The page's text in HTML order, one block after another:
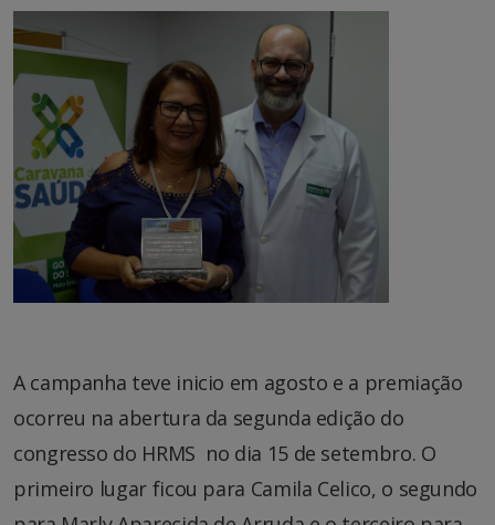
A campanha teve inicio em agosto e a premiação
ocorreu na abertura da segunda edição do
congresso do HRMS no dia 15 de setembro. O
primeiro lugar ficou para Camila Celico, o segundo